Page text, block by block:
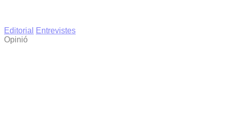
Editorial
Entrevistes
Opinió